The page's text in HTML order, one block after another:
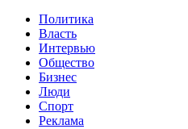
Политика
Власть
Интервью
Общество
Бизнес
Люди
Спорт
Реклама